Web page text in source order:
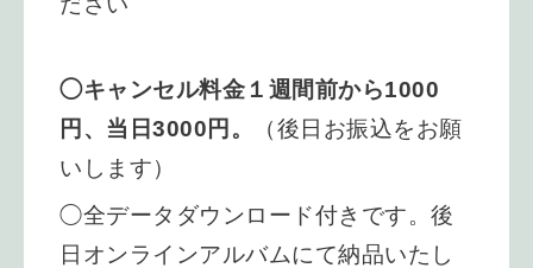
◯キャンセル料金１週間前から1000
円、当日3000円。
（後日お振込をお願
いします）
◯全データダウンロード付きです。後
日オンラインアルバムにて納品いたし